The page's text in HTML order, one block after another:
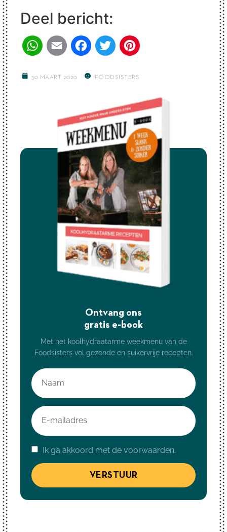
Deel bericht:
WhatsApp
Email FacebookTwitter
30 MAART 2020 FOODSISTERS
Ontvang ons
gratis e-book
Met het koolhydraatarme weekmenu van de
Foodsisters vol gezonde en suikervrije recepten.
Ik ga akkoord met de voorwaarden.
VERSTUUR